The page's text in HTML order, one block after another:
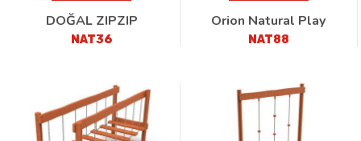
DOĞAL ZIPZIP
NAT36
Orion Natural Play
NAT88